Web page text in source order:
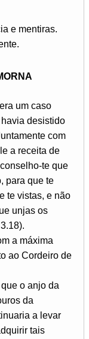
e mentiras.
um caso
desistido
com
a receita de
te que
para que te
te vistas, e não
unjas os
a máxima
ao Cordeiro de
o anjo da
da
a levar
tais